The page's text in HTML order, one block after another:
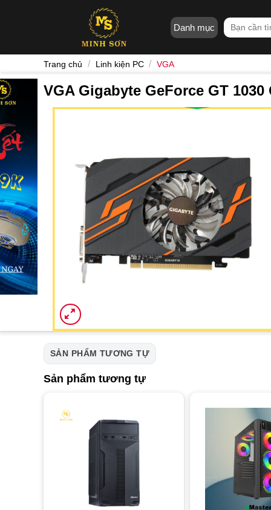
Danh mục
Tìm
kiếm:
Trang chủ / Linh kiện PC / VGA
VGA Gigabyte GeForce GT 1030
SẢN PHẨM TƯƠNG TỰ
Sản phẩm tương tự